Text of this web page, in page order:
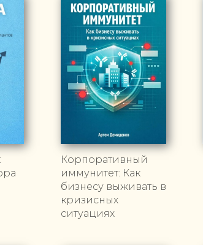
Корпоративный
иммунитет: Как
бизнесу выживать в
кризисных
ситуациях